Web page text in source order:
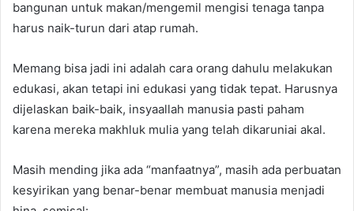
bangunan untuk makan/mengemil mengisi tenaga tanpa
harus naik-turun dari atap rumah.
Memang bisa jadi ini adalah cara orang dahulu melakukan
edukasi, akan tetapi ini edukasi yang tidak tepat. Harusnya
dijelaskan baik-baik, insyaallah manusia pasti paham
karena mereka makhluk mulia yang telah dikaruniai akal.
Masih mending jika ada “manfaatnya”, masih ada perbuatan
kesyirikan yang benar-benar membuat manusia menjadi